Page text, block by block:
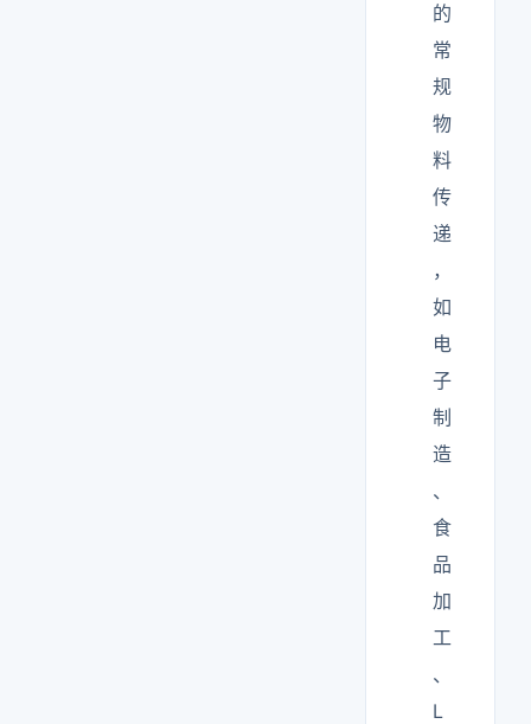
的
常
规
物
料
传
递
，
如
电
子
制
造
、
食
品
加
工
、
L